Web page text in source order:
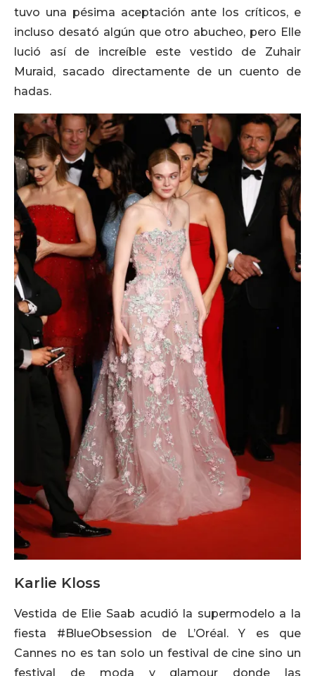
tuvo una pésima aceptación ante los críticos, e
incluso desató algún que otro abucheo, pero Elle
lució así de increíble este vestido de Zuhair
Muraid, sacado directamente de un cuento de
hadas.
Karlie Kloss
Vestida de Elie Saab acudió la supermodelo a la
fiesta #BlueObsession de L’Oréal. Y es que
Cannes no es tan solo un festival de cine sino un
festival de moda y glamour donde las